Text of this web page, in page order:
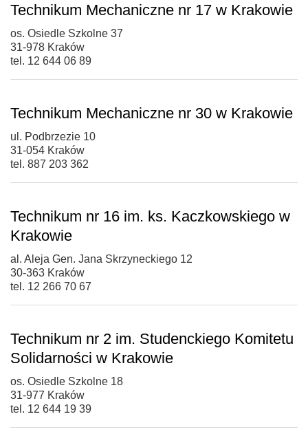
Technikum Mechaniczne nr 17 w Krakowie
os. Osiedle Szkolne 37
31-978 Kraków
tel. 12 644 06 89
Technikum Mechaniczne nr 30 w Krakowie
ul. Podbrzezie 10
31-054 Kraków
tel. 887 203 362
Technikum nr 16 im. ks. Kaczkowskiego w
Krakowie
al. Aleja Gen. Jana Skrzyneckiego 12
30-363 Kraków
tel. 12 266 70 67
Technikum nr 2 im. Studenckiego Komitetu
Solidarności w Krakowie
os. Osiedle Szkolne 18
31-977 Kraków
tel. 12 644 19 39